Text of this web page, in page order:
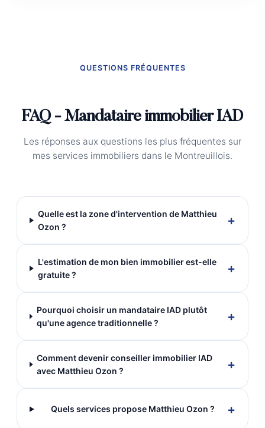
QUESTIONS FRÉQUENTES
FAQ - Mandataire immobilier IAD
Les réponses aux questions les plus fréquentes sur
mes services immobiliers dans le Montreuillois.
Quelle est la zone d'intervention de Matthieu
Ozon ?
+
L'estimation de mon bien immobilier est-elle
gratuite ?
+
Pourquoi choisir un mandataire IAD plutôt
qu'une agence traditionnelle ?
+
Comment devenir conseiller immobilier IAD
avec Matthieu Ozon ?
+
Quels services propose Matthieu Ozon ? +